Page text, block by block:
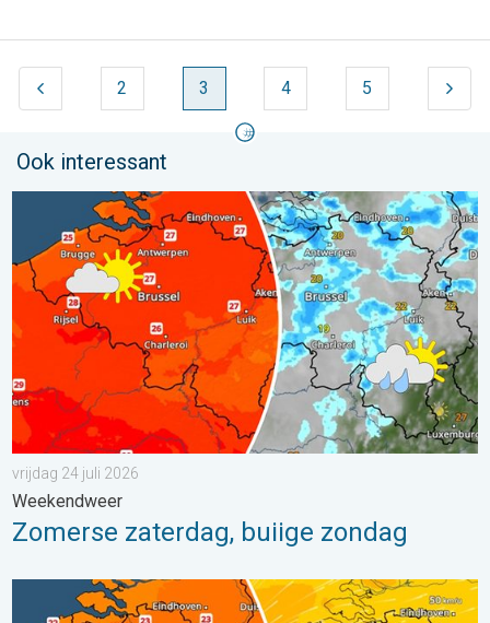
2 3 4 5
Ook interessant
Zomerse zaterdag, buiige zondag. Weekendweer. . . vrijdag
vrijdag 24 juli 2026
Weekendweer
Zomerse zaterdag, buiige zondag
Koeler weer op komst. Maxima onder 25 graden. . . dinsdag